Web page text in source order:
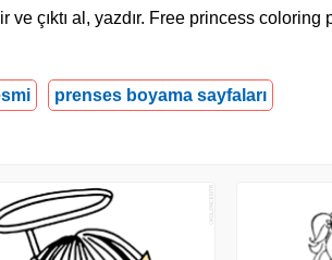
çıktı al, yazdır. Free princess coloring
prenses boyama sayfaları